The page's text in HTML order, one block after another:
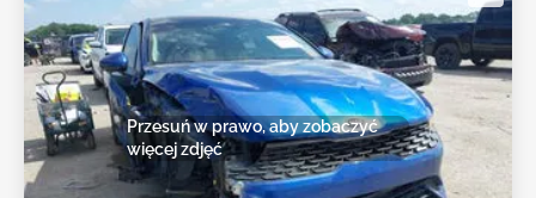
Przesuń w prawo, aby zobaczyć
więcej zdjęć